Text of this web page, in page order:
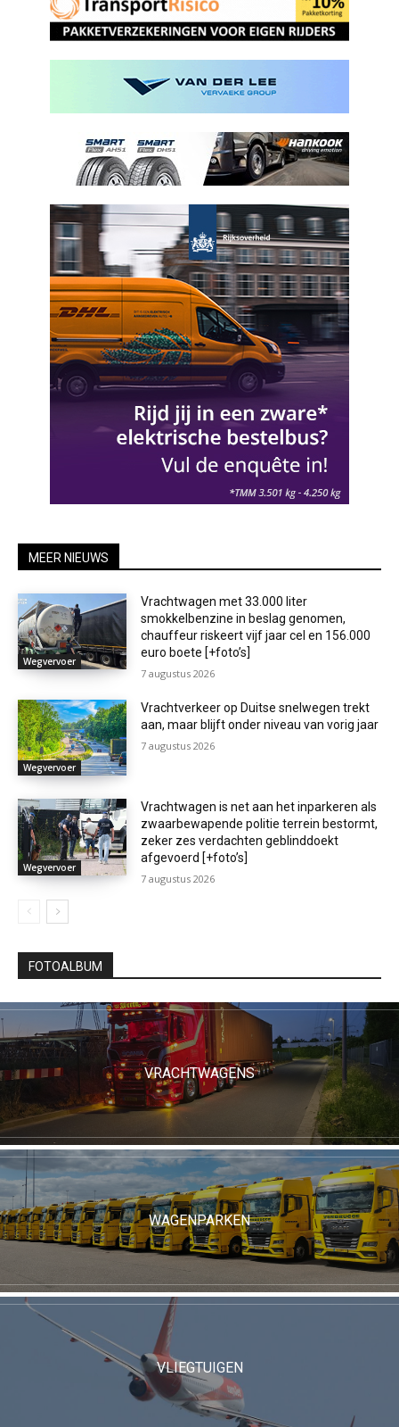
MEER NIEUWS
Wegvervoer
Vrachtwagen met 33.000 liter
smokkelbenzine in beslag genomen,
chauffeur riskeert vijf jaar cel en 156.000
euro boete [+foto’s]
7 augustus 2026
Wegvervoer
Vrachtverkeer op Duitse snelwegen trekt
aan, maar blijft onder niveau van vorig jaar
7 augustus 2026
Wegvervoer
Vrachtwagen is net aan het inparkeren als
zwaarbewapende politie terrein bestormt,
zeker zes verdachten geblinddoekt
afgevoerd [+foto’s]
7 augustus 2026
FOTOALBUM
VRACHTWAGENS
WAGENPARKEN
VLIEGTUIGEN